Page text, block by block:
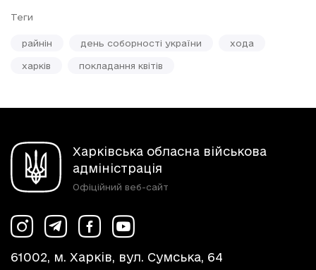
Теги
райнін день соборності україни хода
харків покладання квітів
Харківська обласна військова
адміністрація
Офіційний веб-сайт
61002, м. Харків, вул. Сумська, 64